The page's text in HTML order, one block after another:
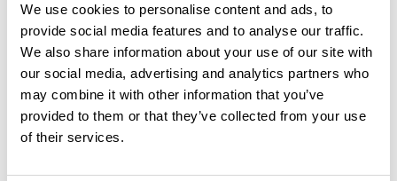
We use cookies to personalise content and ads, to
provide social media features and to analyse our traffic.
We also share information about your use of our site with
our social media, advertising and analytics partners who
may combine it with other information that you’ve
provided to them or that they’ve collected from your use
of their services.
Ajouter un avis
Découvrez ce parcours de trail de 1,1 km à proximité de Saint-